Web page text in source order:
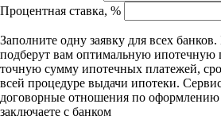
Процентная ставка, %
Заполните одну заявку для всех
подберут вам оптимальную ипотечную
точную сумму ипотечных платежей,
всей процедуре выдачи ипотеки.
договорные отношения по оформлению
заключаете с банком